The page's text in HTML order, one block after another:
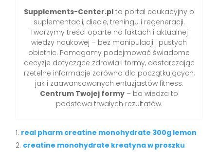
Supplements-Center.pl to portal edukacyjny o
suplementacji, diecie, treningu i regeneracji.
Tworzymy treści oparte na faktach i aktualnej
wiedzy naukowej – bez manipulacji i pustych
obietnic. Pomagamy podejmować świadome
decyzje dotyczące zdrowia i formy, dostarczając
rzetelne informacje zarówno dla początkujących,
jak i zaawansowanych entuzjastów fitness.
Centrum Twojej formy – bo wiedza to
podstawa trwałych rezultatów.
real pharm creatine monohydrate 300g lemon
creatine monohydrate kreatyna w proszku